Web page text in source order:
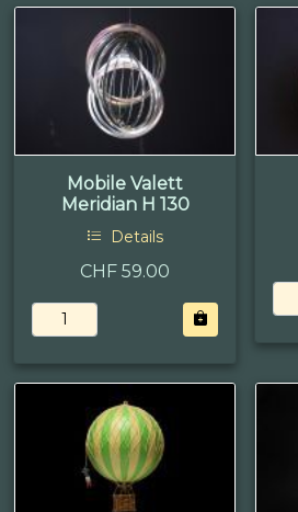
Mobile Valett
Meridian H 130
Details
CHF 59.00